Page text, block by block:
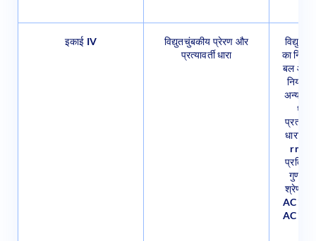
इकाई IV
विद्युतचुंबकीय प्रेरण और
प्रत्यावर्ती धारा
का
बल और
नियम,
धारा/
rms
AC
AC